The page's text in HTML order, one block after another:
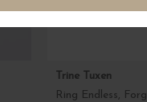
Trine Tuxen
Ring Endless,